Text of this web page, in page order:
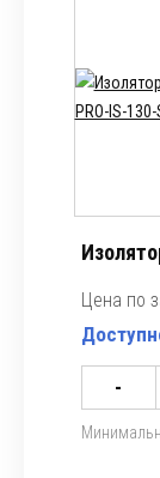
Цена по
-